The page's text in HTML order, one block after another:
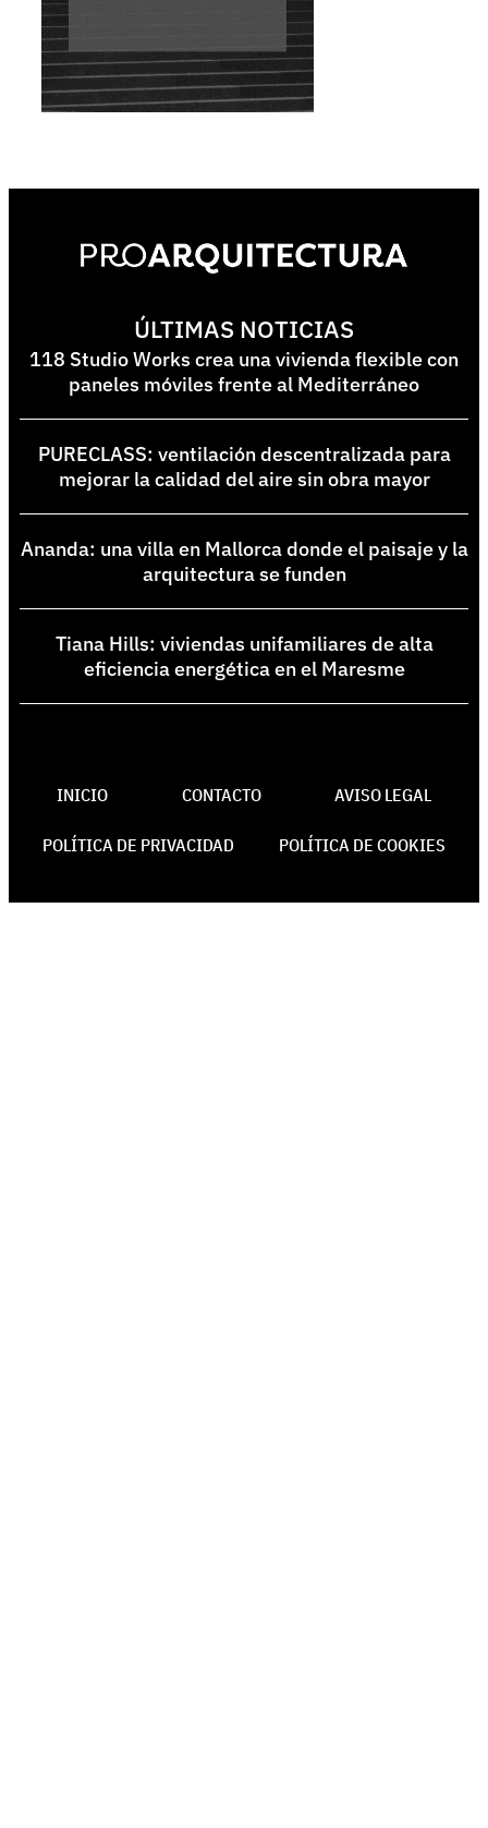
ÚLTIMAS NOTICIAS
118 Studio Works crea una vivienda flexible con
paneles móviles frente al Mediterráneo
PURECLASS: ventilación descentralizada para
mejorar la calidad del aire sin obra mayor
Ananda: una villa en Mallorca donde el paisaje y la
arquitectura se funden
Tiana Hills: viviendas unifamiliares de alta
eficiencia energética en el Maresme
INICIO CONTACTO AVISO LEGAL
POLÍTICA DE PRIVACIDAD POLÍTICA DE COOKIES